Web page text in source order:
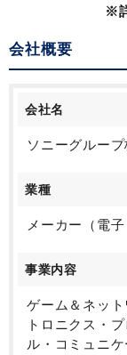
※
会社概要
会社名
ソニーグルー
業種
メーカー（電子
事業内容
ゲーム＆ネッ
トロニクス・
ル・コミュニ